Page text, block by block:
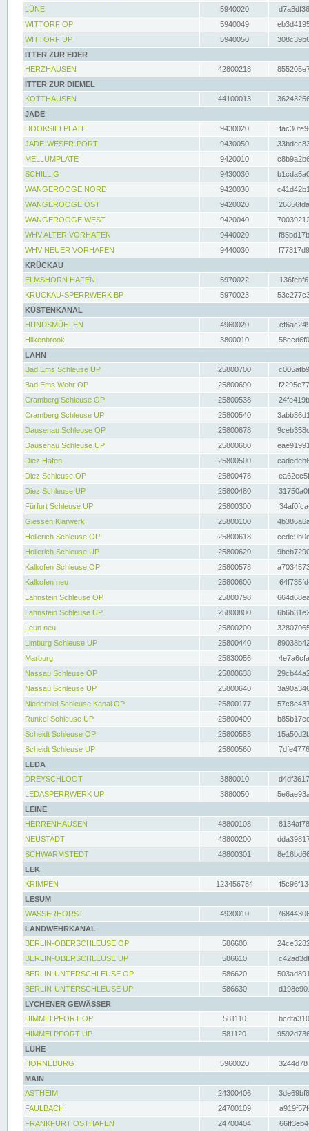
LÜNE
5940020
WITTORF OP
5940049
WITTORF UP
5940050
ITTER ZUR EDER
HERZHAUSEN
42800218
ITTER ZUR DIEMEL
KOTTHAUSEN
44100013
JADE
HOOKSIELPLATE
9430020
JADE-WESER-PORT
9430050
MELLUMPLATE
9420010
SCHILLIG
9430030
WANGEROOGE NORD
9420030
WANGEROOGE OST
9420020
WANGEROOGE WEST
9420040
WHV ALTER VORHAFEN
9440020
WHV NEUER VORHAFEN
9440030
KRÜCKAU
ELMSHORN HAFEN
5970022
KRÜCKAU-SPERRWERK BP
5970023
KÜSTENKANAL
HUNDSMÜHLEN
4960020
Hilkenbrook
3800010
LAHN
Bad Ems Schleuse UP
25800700
Bad Ems Wehr OP
25800690
Cramberg Schleuse OP
25800538
Cramberg Schleuse UP
25800540
Dausenau Schleuse OP
25800678
Dausenau Schleuse UP
25800680
Diez Hafen
25800500
Diez Schleuse OP
25800478
Diez Schleuse UP
25800480
Fürfurt Schleuse UP
25800300
Giessen Klärwerk
25800100
Hollerich Schleuse OP
25800618
Hollerich Schleuse UP
25800620
Kalkofen Schleuse OP
25800578
Kalkofen neu
25800600
Lahnstein Schleuse OP
25800798
Lahnstein Schleuse UP
25800800
Leun neu
25800200
Limburg Schleuse UP
25800440
Marburg
25830056
Nassau Schleuse OP
25800638
Nassau Schleuse UP
25800640
Niederbiel Schleuse Kanal OP
25800177
Runkel Schleuse UP
25800400
Scheidt Schleuse OP
25800558
Scheidt Schleuse UP
25800560
LEDA
DREYSCHLOOT
3880010
LEDASPERRWERK UP
3880050
LEINE
HERRENHAUSEN
48800108
NEUSTADT
48800200
SCHWARMSTEDT
48800301
LEK
KRIMPEN
123456784
LESUM
WASSERHORST
4930010
LANDWEHRKANAL
BERLIN-OBERSCHLEUSE OP
586600
BERLIN-OBERSCHLEUSE UP
586610
BERLIN-UNTERSCHLEUSE OP
586620
BERLIN-UNTERSCHLEUSE UP
586630
LYCHENER GEWÄSSER
HIMMELPFORT OP
581110
HIMMELPFORT UP
581120
LÜHE
HORNEBURG
5960020
MAIN
ASTHEIM
24300406
FAULBACH
24700109
FRANKFURT OSTHAFEN
24700404